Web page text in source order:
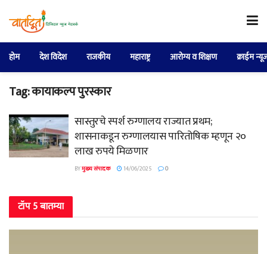
होम देश विदेश राजकीय महाराष्ट्र आरोग्य व शिक्षण क्राईम
Tag:कायाकल्प पुरस्कार
सास्तुरचे स्पर्श रुग्णालय राज्यात प्रथम;
शासनाकडून रुग्णालयास पारितोषिक म्हणून २०
लाख रुपये मिळणार
BYमुख्य संपादक 14/06/2025 0
टॉप 5 बातम्या